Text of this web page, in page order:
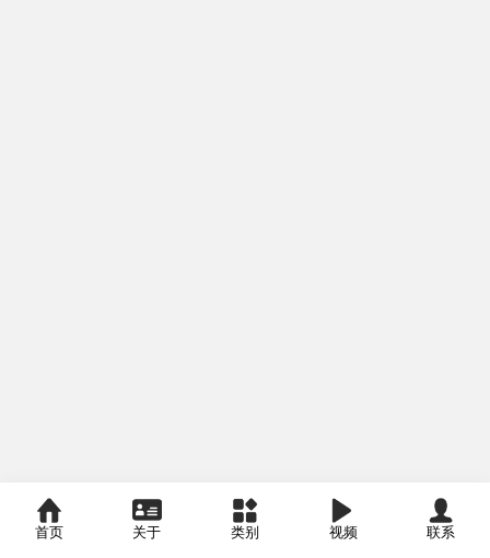
首页 关于 类别 视频 联系